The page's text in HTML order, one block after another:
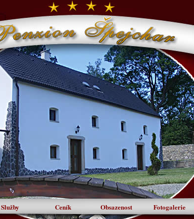
Služby Ceník Obsazenost Fotogalerie